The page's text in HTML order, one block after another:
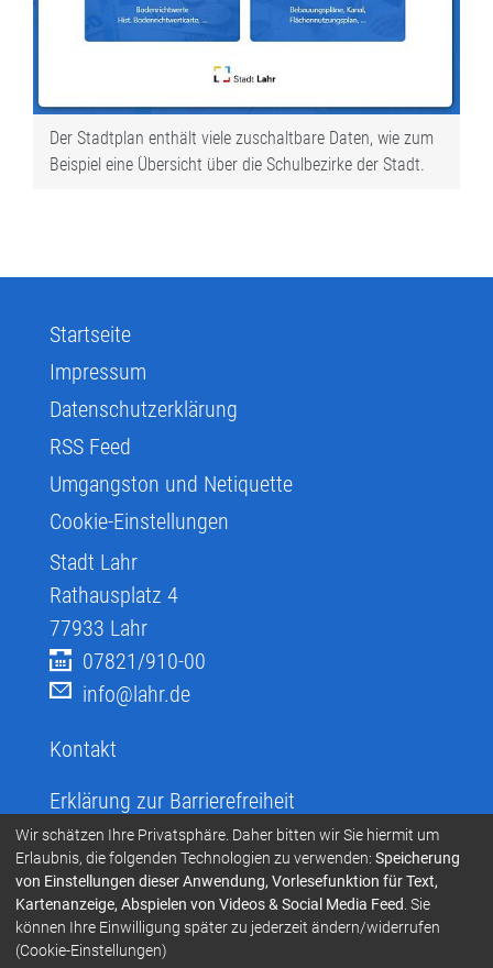
Der Stadtplan enthält viele zuschaltbare Daten, wie zum
Beispiel eine Übersicht über die Schulbezirke der Stadt.
Startseite
Impressum
Datenschutzerklärung
RSS Feed
Umgangston und Netiquette
Cookie-Einstellungen
Stadt Lahr
Rathausplatz 4
77933 Lahr
07821/910-00
info@lahr.de
Kontakt
Erklärung zur Barrierefreiheit
Infos zur Barrierefreiheit
Infos in leichter Sprache
Infos zur Gebärdensprache
Übersetzen und Vorlesen
Wir schätzen Ihre Privatsphäre. Daher bitten wir Sie hiermit um
Erlaubnis, die folgenden Technologien zu verwenden: Speicherung
von Einstellungen dieser Anwendung, Vorlesefunktion für Text,
Kartenanzeige, Abspielen von Videos & Social Media Feed. Sie
können Ihre Einwilligung später zu jederzeit ändern/widerrufen
(Cookie-Einstellungen)